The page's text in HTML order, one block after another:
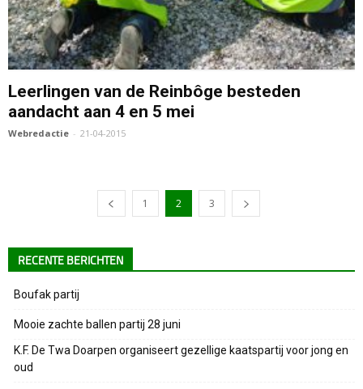
Leerlingen van de Reinbôge besteden
aandacht aan 4 en 5 mei
Webredactie - 21-04-2015
1 2 3
RECENTE BERICHTEN
Boufak partij
Mooie zachte ballen partij 28 juni
K.F. De Twa Doarpen organiseert gezellige kaatspartij voor jong en
oud